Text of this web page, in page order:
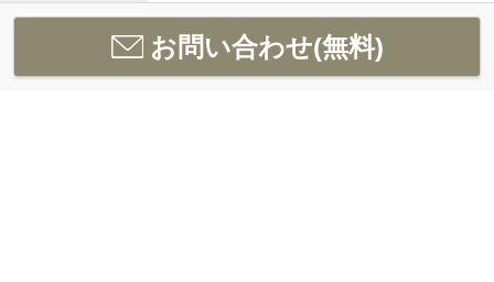
お問い合わせ(無料)